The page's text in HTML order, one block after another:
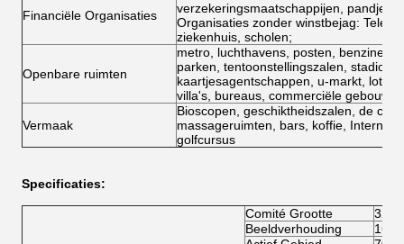
Financiële Organisaties
verzekeringsmaatschappijen,
Organisaties zonder winstbejag:
ziekenhuis, scholen;
Openbare ruimten
metro, luchthavens, posten,
parken, tentoonstellingszalen,
kaartjesagentschappen, u-markt,
villa's, bureaus, commerciële
Vermaak
Bioscopen, geschiktheidszalen, de
massageruimten, bars, koffie, Internet-
golfcursus
Specificaties:
Comité Grootte
Beeldverhouding
16:9